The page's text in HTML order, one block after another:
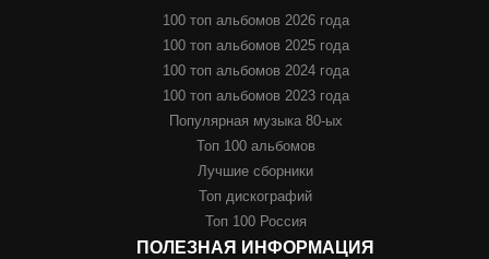
100 топ альбомов 2026 года
100 топ альбомов 2025 года
100 топ альбомов 2024 года
100 топ альбомов 2023 года
Популярная музыка 80-ых
Топ 100 альбомов
Лучшие сборники
Топ дискографий
Топ 100 Россия
ПОЛЕЗНАЯ ИНФОРМАЦИЯ